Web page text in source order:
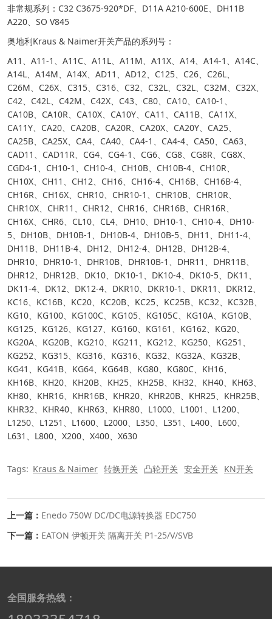
非常规系列：C32 C3675-920*DF、D11A A210-600E、DH11B
A220、SO V845
奥地利Kraus & Naimer开关产品的系列号：
A11、A11-1、A11C、A11L、A11M、A11X、A14、A14-1、A14C、
A14L、A14M、A14X、AD11、AD12、C125、C26、C26L、
C26M、C26X、C315、C316、C32、C32L、C32L、C32M、C32X、
C42、C42L、C42M、C42X、C43、C80、CA10、CA10-1、
CA10B、CA10R、CA10X、CA10Y、CA11、CA11B、CA11X、
CA11Y、CA20、CA20B、CA20R、CA20X、CA20Y、CA25、
CA25B、CA25X、CA4、CA40、CA4-1、CA4-4、CA50、CA63、
CAD11、CAD11R、CG4、CG4-1、CG6、CG8、CG8R、CG8X、
CGD4-1、CH10-1、CH10-4、CH10B、CH10B-4、CH10R、
CH10X、CH11、CH12、CH16、CH16-4、CH16B、CH16B-4、
CH16R、CH16X、CHR10、CHR10-1、CHR10B、CHR10R、
CHR10X、CHR11、CHR12、CHR16、CHR16B、CHR16R、
CH16X、CHR6、CL10、CL4、DH10、DH10-1、CH10-4、DH10-
5、DH10B、DH10B-1、DH10B-4、DH10B-5、DH11、DH11-4、
DH11B、DH11B-4、DH12、DH12-4、DH12B、DH12B-4、
DHR10、DHR10-1、DHR10B、DHR10B-1、DHR11、DHR11B、
DHR12、DHR12B、DK10、DK10-1、DK10-4、DK10-5、DK11、
DK11-4、DK12、DK12-4、DKR10、DKR10-1、DKR11、DKR12、
KC16、KC16B、KC20、KC20B、KC25、KC25B、KC32、KC32B、
KG10、KG100、KG100C、KG105、KG105C、KG10A、KG10B、
KG125、KG126、KG127、KG160、KG161、KG162、KG20、
KG20A、KG20B、KG210、KG211、KG212、KG250、KG251、
KG252、KG315、KG316、KG316、KG32、KG32A、KG32B、
KG41、KG41B、KG64、KG64B、KG80、KG80C、KH16、
KH16B、KH20、KH20B、KH25、KH25B、KH32、KH40、KH63、
KH80、KHR16、KHR16B、KHR20、KHR20B、KHR25、KHR25B、
KHR32、KHR40、KHR63、KHR80、L1000、L1001、L1200、
L1250、L1251、L1600、L2000、L350、L351、L400、L600、
L631、L800、X200、X400、X630
Tags: Kraus & Naimer 转换开关 凸轮开关 安全开关 KN开关
上一篇： Enedo 750W DC/DC电源转换器 EDC750
下一篇： EATON 伊顿开关 隔离开关 P1-25/V/SVB
全国服务热线：